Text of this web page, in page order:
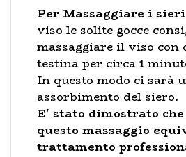
Per Massaggiare i
viso le solite gocce
massaggiare il viso con
testina per circa 1
In questo modo ci sarà
assorbimento del siero.
E' stato dimostrato
questo massaggio
trattamento